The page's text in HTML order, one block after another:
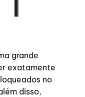
grande
exatamente
no
disso,